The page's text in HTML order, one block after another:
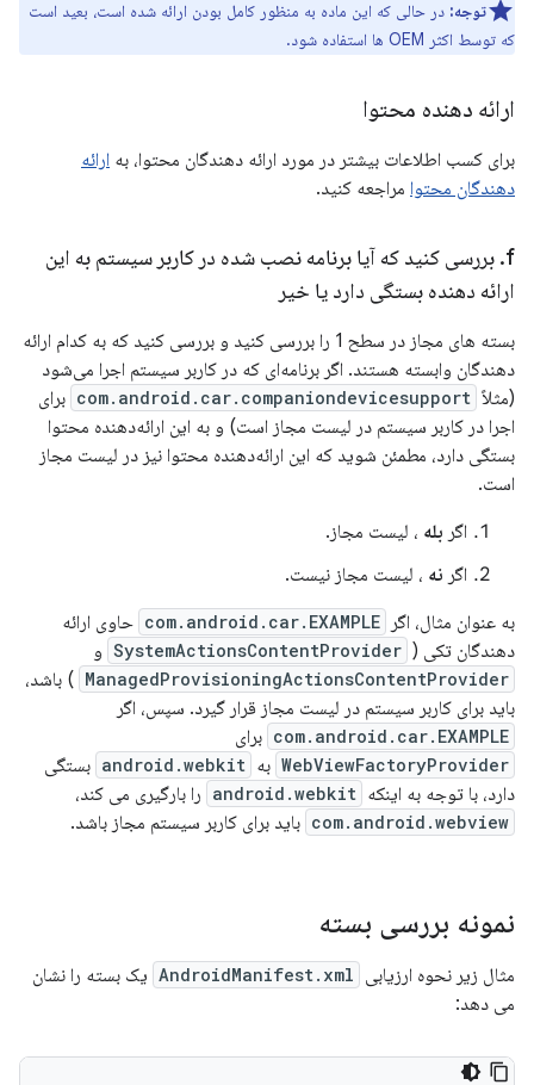
توجه: در حالی که این ماده به منظور کامل بودن ارائه شده است، بعید است
که توسط اکثر OEM ها استفاده شود.
ارائه دهنده محتوا
برای کسب اطلاعات بیشتر در مورد ارائه دهندگان محتوا، به ارائه
دهندگان محتوا مراجعه کنید.
f
. بررسی کنید که آیا برنامه نصب شده در کاربر سیستم به این
ارائه دهنده بستگی دارد یا خیر
بسته های مجاز در سطح 1 را بررسی کنید و بررسی کنید که به کدام ارائه
دهندگان وابسته هستند. اگر برنامه‌ای که در کاربر سیستم اجرا می‌شود
(مثلاً com.android.car.companiondevicesupport برای
اجرا در کاربر سیستم در لیست مجاز است) و به این ارائه‌دهنده محتوا
بستگی دارد، مطمئن شوید که این ارائه‌دهنده محتوا نیز در لیست مجاز
است.
اگر بله ، لیست مجاز.
اگر نه ، لیست مجاز نیست.
به عنوان مثال، اگر
com.android.car.EXAMPLE حاوی ارائه
دهندگان تکی ( SystemActionsContentProvider و
ManagedProvisioningActionsContentProvider ) باشد،
باید برای کاربر سیستم در لیست مجاز قرار گیرد. سپس، اگر
com.android.car.EXAMPLE برای
WebViewFactoryProvider به android.webkit بستگی
دارد، با توجه به اینکه android.webkit را بارگیری می کند،
com.android.webview باید برای کاربر سیستم مجاز باشد.
نمونه بررسی بسته
مثال زیر نحوه ارزیابی AndroidManifest.xml یک بسته را نشان
می دهد: